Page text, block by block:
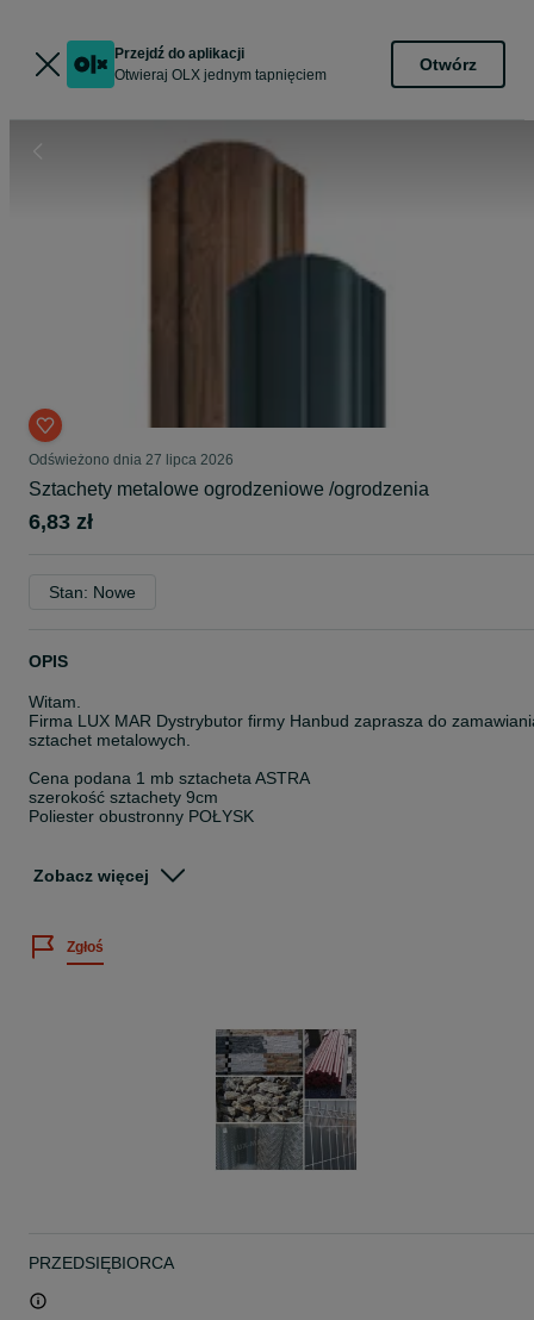
Przejdź do aplikacji
Otwieraj OLX jednym tapnięciem
Otwórz
Odświeżono dnia 27 lipca 2026
Sztachety metalowe ogrodzeniowe /ogrodzenia
6,83 zł
Stan: Nowe
OPIS
Witam.
Firma LUX MAR Dystrybutor firmy Hanbud zaprasza do
sztachet metalowych.
Cena podana 1 mb sztacheta ASTRA
szerokość sztachety 9cm
Poliester obustronny POŁYSK
Zapraszamy do kontaktu telefonicznego lub osobistego do
Przed przyjazdem proszę o wcześniejszy kontakt telefoniczny .
Zobacz więcej
Zgłoś
PRZEDSIĘBIORCA